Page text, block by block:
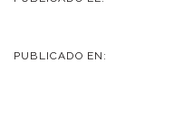
PUBLICADO EN: